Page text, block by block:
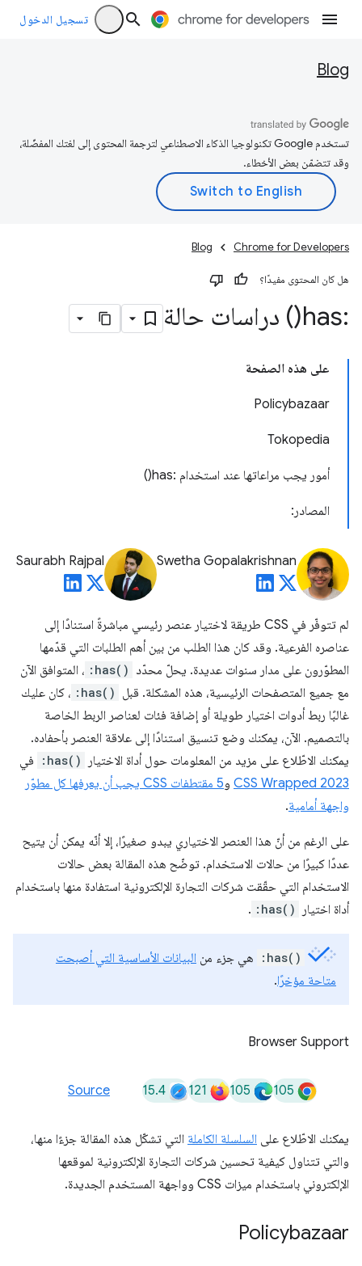
تسجيل الدخول
Blog
تستخدم Google تكنولوجيا الذكاء الاصطناعي لترجمة المحتوى إلى لغتك المفضّلة،
وقد تتضمّن بعض الأخطاء.
Chrome for Developers
Blog
هل كان المحتوى مفيدًا؟
:
has( ) دراسات حالة
على هذه الصفحة
Policybazaar
Tokopedia
أمور يجب مراعاتها عند استخدام :has()
المصادر:
Swetha Gopalakrishnan
Saurabh Rajpal
لم تتوفّر في CSS طريقة لاختيار عنصر رئيسي مباشرةً استنادًا إلى
عناصره الفرعية. وقد كان هذا الطلب من بين أهم الطلبات التي قدّمها
المطوّرون على مدار سنوات عديدة. يحلّ محدّد :has() ، المتوافق الآن
مع جميع المتصفحات الرئيسية، هذه المشكلة. قبل :has() ، كان عليك
غالبًا ربط أدوات اختيار طويلة أو إضافة فئات لعناصر الربط الخاصة
بالتصميم. الآن، يمكنك وضع تنسيق استنادًا إلى علاقة العنصر بأحفاده.
يمكنك الاطّلاع على مزيد من المعلومات حول أداة الاختيار
:has()
في
CSS Wrapped 2023 و
5 مقتطفات CSS يجب أن يعرفها كل مطوّر
واجهة أمامية.
على الرغم من أنّ هذا العنصر الاختياري يبدو صغيرًا، إلا أنّه يمكن أن يتيح
عددًا كبيرًا من حالات الاستخدام. توضّح هذه المقالة بعض حالات
الاستخدام التي حقّقت شركات التجارة الإلكترونية استفادة منها باستخدام
أداة اختيار
:has()
.
:has() هي جزء من البيانات الأساسية التي أصبحت
متاحة مؤخرًا.
Browser Support
105
105
121
15.4
Source
يمكنك الاطّلاع على السلسلة الكاملة التي تشكّل هذه المقالة جزءًا منها،
والتي تتناول كيفية تحسين شركات التجارة الإلكترونية لموقعها
الإلكتروني باستخدام ميزات CSS وواجهة المستخدم الجديدة.
Policybazaar